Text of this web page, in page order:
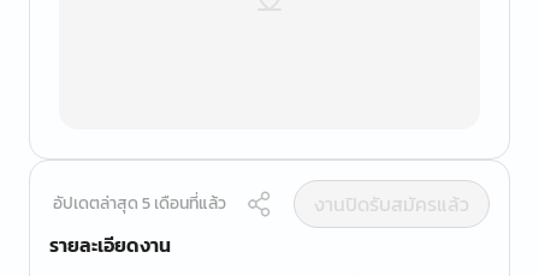
อัปเดตล่าสุด 5 เดือนที่แล้ว
งานปิดรับสมัครแล้ว
รายละเอียดงาน